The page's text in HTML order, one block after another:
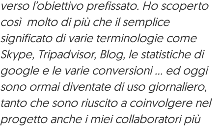
verso l’obiettivo prefissato. Ho scoperto
così molto di più che il semplice
significato di varie terminologie come
Skype, Tripadvisor, Blog, le statistiche di
google e le varie conversioni … ed oggi
sono ormai diventate di uso giornaliero,
tanto che sono riuscito a coinvolgere nel
progetto anche i miei collaboratori più